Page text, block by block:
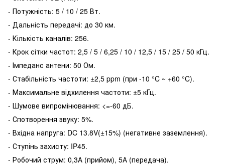
- Потужність: 5 / 10 / 25 Вт.
- Дальність передачі: до 30 км.
- Кількість каналів: 256.
- Крок сітки частот: 2,5 / 5 / 6,25 / 10 / 12,5 / 15 / 25 / 50 кГц.
- Імпеданс антени: 50 Ом.
- Стабільність частоти: ±2,5 ppm (при -10 °C ~ +60 °C).
- Максимальне відхилення частоти: ±5 кГц.
- Шумове випромінювання: <=-60 дБ.
- Спотворення звуку: 5%.
- Вхідна напруга: DC 13.8V(±15%) (негативне заземлення).
- Ступінь захисту: IP45.
- Робочий струм: 0,3А (прийом), 5А (передача).